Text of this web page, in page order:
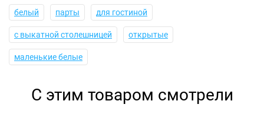
белый парты для гостиной
с выкатной столешницей открытые
маленькие белые
С этим товаром смотрели